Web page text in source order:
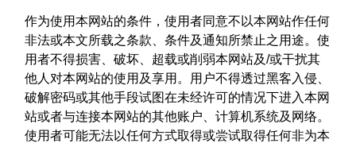
作为使用本网站的条件，使用者同意不以本网站作任何
非法或本文所载之条款、条件及通知所禁止之用途。使
用者不得损害、破坏、超载或削弱本网站及/或干扰其
他人对本网站的使用及享用。用户不得透过黑客入侵、
破解密码或其他手段试图在未经许可的情况下进入本网
站或者与连接本网站的其他账户、计算机系统及网络。
使用者可能无法以任何方式取得或尝试取得任何非为本